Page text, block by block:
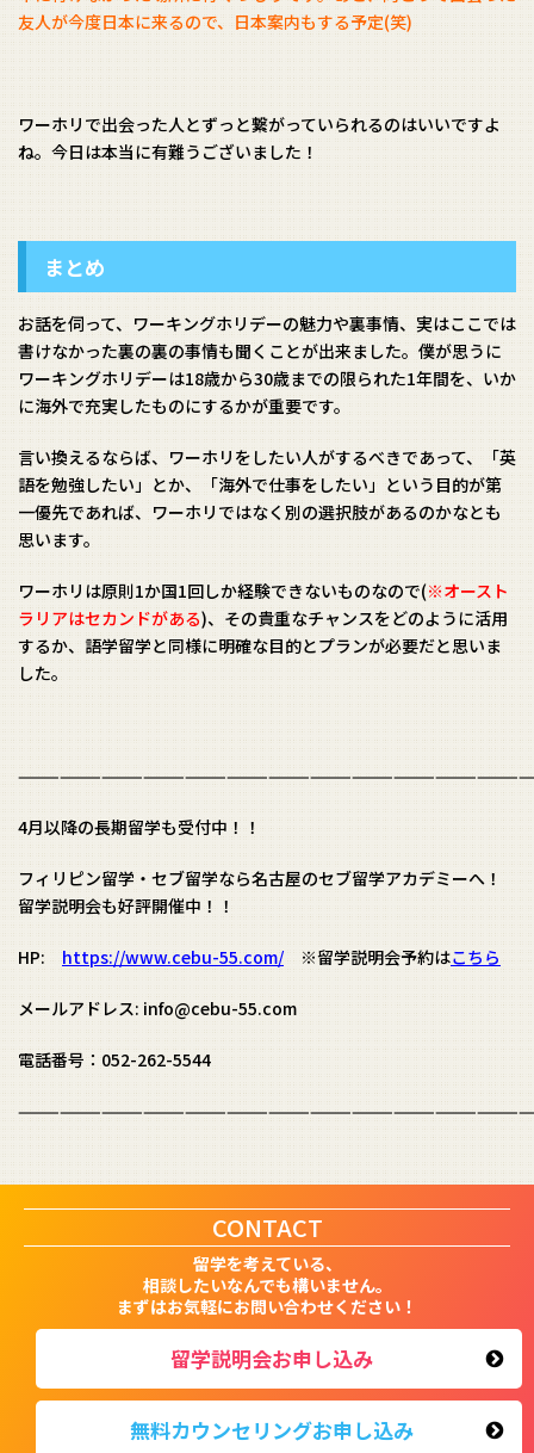
友人が今度日本に来るので、日本案内もする予定(笑)
ワーホリで出会った人とずっと繋がっていられるのはいいですよ
ね。今日は本当に有難うございました！
まとめ
お話を伺って、ワーキングホリデーの魅力や裏事情、実はここでは
書けなかった裏の裏の事情も聞くことが出来ました。僕が思うに
ワーキングホリデーは18歳から30歳までの限られた1年間を、いか
に海外で充実したものにするかが重要です。
言い換えるならば、ワーホリをしたい人がするべきであって、「英
語を勉強したい」とか、「海外で仕事をしたい」という目的が第
一優先であれば、ワーホリではなく別の選択肢があるのかなとも
思います。
ワーホリは原則1か国1回しか経験できないものなので(※オースト
ラリアはセカンドがある)、その貴重なチャンスをどのように活用
するか、語学留学と同様に明確な目的とプランが必要だと思いま
した。
4月以降の長期留学も受付中！！
フィリピン留学・セブ留学なら名古屋のセブ留学アカデミーへ！
留学説明会も好評開催中！！
HP:https://www.cebu-55.com/※留学説明会予約はこちら
メールアドレス: info@cebu-55.com
電話番号：052-262-5544
CONTACT
留学を考えている、
相談したいなんでも構いません。
まずはお気軽にお問い合わせください！
留学説明会お申し込み
無料カウンセリングお申し込み